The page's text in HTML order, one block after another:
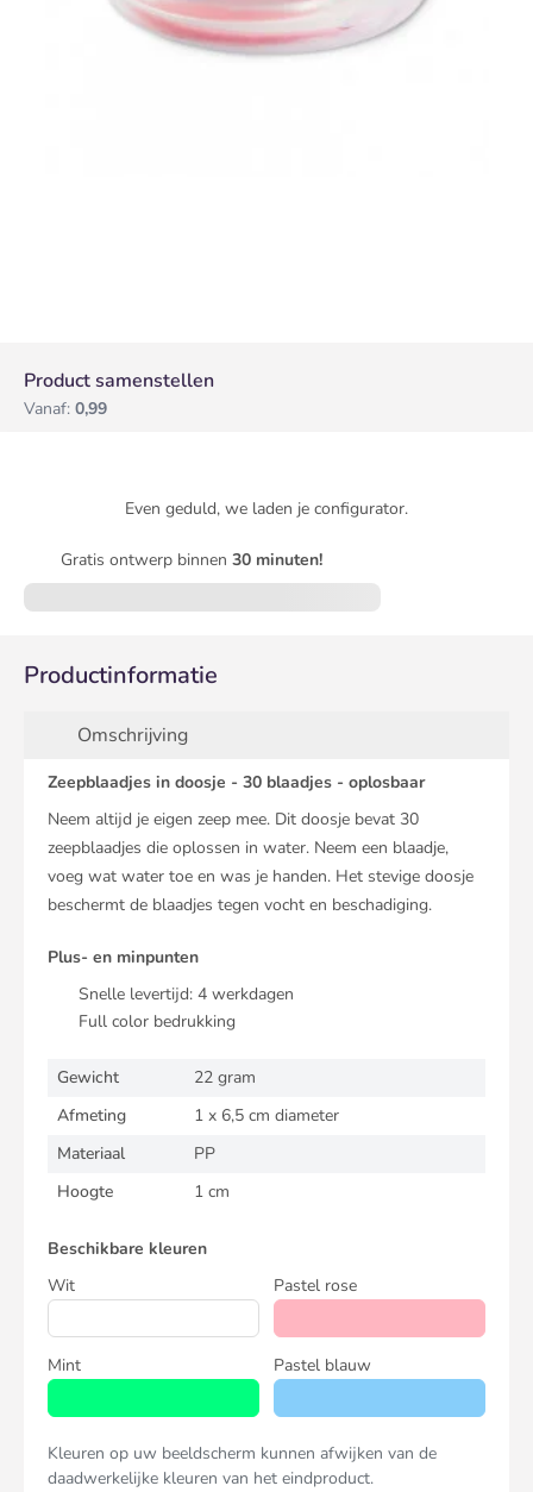
Product samenstellen
Vanaf: 0,99
Even geduld, we laden je configurator.
Gratis ontwerp binnen 30 minuten!
Productinformatie
Omschrijving
Zeepblaadjes in doosje - 30 blaadjes - oplosbaar
Neem altijd je eigen zeep mee. Dit doosje bevat 30
zeepblaadjes die oplossen in water. Neem een blaadje,
voeg wat water toe en was je handen. Het stevige doosje
beschermt de blaadjes tegen vocht en beschadiging.
Plus- en minpunten
Snelle levertijd: 4werkdagen
Full color bedrukking
Gewicht
22 gram
Afmeting
1 x 6,5 cm diameter
Materiaal
PP
Hoogte
1 cm
Beschikbare kleuren
Wit
Pastel rose
Mint Pastel blauw
Kleuren op uw beeldscherm kunnen afwijken van de
daadwerkelijke kleuren van het eindproduct.